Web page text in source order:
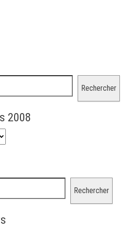
Rechercher
2008
Rechercher